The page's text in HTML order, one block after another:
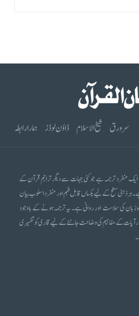
سرورق شیخ الاسلام ڈاؤن لوڈز ہمارا رابطہ
ایک منفرد ترجمہ ہے جو کئی جہات سے دیگر تراجم قرآن کے
ہر ذہنی سطح کے لیے یکساں قابل فہم اور منفرد اسلوب بیان
زبان کی سلاست اور روانی ہے۔ یہ ترجمہ ہونے کے باوجود
آیات کے مفاہیم کی وضاحت جاننے کے لیے قاری کو تفسیری